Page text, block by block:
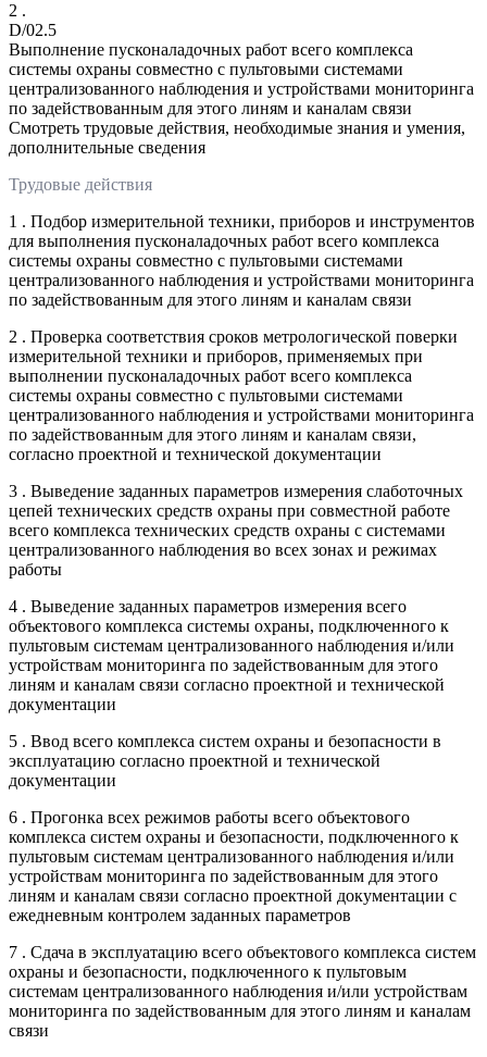
2 .
D/02.5
Выполнение пусконаладочных работ всего комплекса
системы охраны совместно с пультовыми системами
централизованного наблюдения и устройствами мониторинга
по задействованным для этого линям и каналам связи
Смотреть трудовые действия, необходимые знания и умения,
дополнительные сведения
Трудовые действия
1 . Подбор измерительной техники, приборов и инструментов
для выполнения пусконаладочных работ всего комплекса
системы охраны совместно с пультовыми системами
централизованного наблюдения и устройствами мониторинга
по задействованным для этого линям и каналам связи
2 . Проверка соответствия сроков метрологической поверки
измерительной техники и приборов, применяемых при
выполнении пусконаладочных работ всего комплекса
системы охраны совместно с пультовыми системами
централизованного наблюдения и устройствами мониторинга
по задействованным для этого линям и каналам связи,
согласно проектной и технической документации
3 . Выведение заданных параметров измерения слаботочных
цепей технических средств охраны при совместной работе
всего комплекса технических средств охраны с системами
централизованного наблюдения во всех зонах и режимах
работы
4 . Выведение заданных параметров измерения всего
объектового комплекса системы охраны, подключенного к
пультовым системам централизованного наблюдения и/или
устройствам мониторинга по задействованным для этого
линям и каналам связи согласно проектной и технической
документации
5 . Ввод всего комплекса систем охраны и безопасности в
эксплуатацию согласно проектной и технической
документации
6 . Прогонка всех режимов работы всего объектового
комплекса систем охраны и безопасности, подключенного к
пультовым системам централизованного наблюдения и/или
устройствам мониторинга по задействованным для этого
линям и каналам связи согласно проектной документации с
ежедневным контролем заданных параметров
7 . Сдача в эксплуатацию всего объектового комплекса систем
охраны и безопасности, подключенного к пультовым
системам централизованного наблюдения и/или устройствам
мониторинга по задействованным для этого линям и каналам
связи